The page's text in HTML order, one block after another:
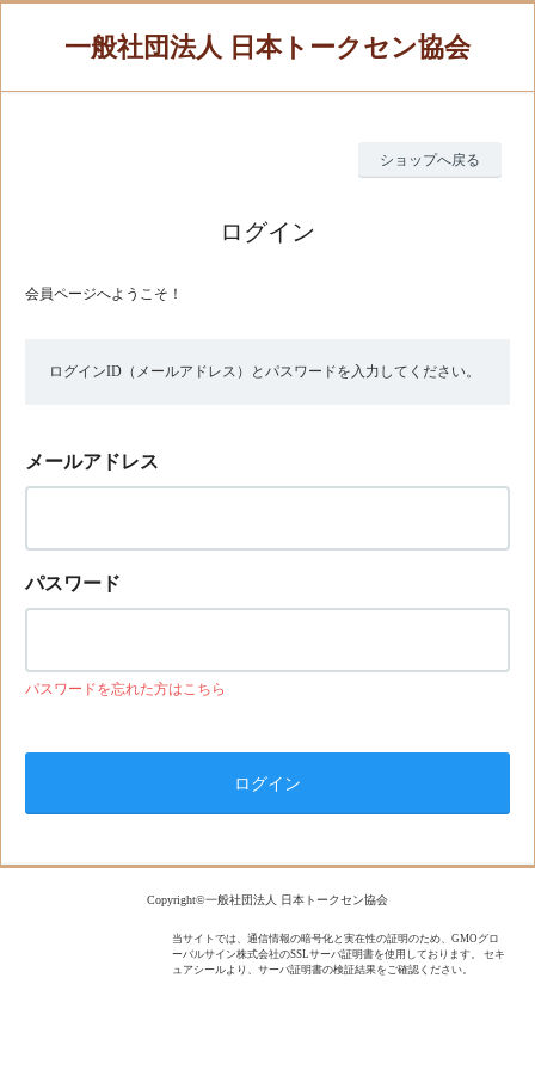
一般社団法人 日本トークセン協会
ショップへ戻る
ログイン
会員ページへようこそ！
ログインID（メールアドレス）とパスワードを入力してください。
メールアドレス
パスワード
パスワードを忘れた方はこちら
Copyright©一般社団法人 日本トークセン協会
当サイトでは、通信情報の暗号化と実在性の証明のため、GMOグロ
ーバルサイン株式会社のSSLサーバ証明書を使用しております。 セキ
ュアシールより、サーバ証明書の検証結果をご確認ください。